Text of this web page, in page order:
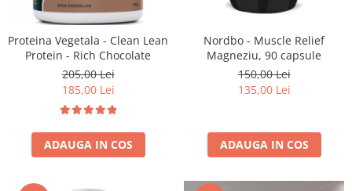
Proteina Vegetala - Clean Lean
Protein - Rich Chocolate
205,00 Lei
185,00 Lei
ADAUGA IN COS
Nordbo - Muscle Relief
Magneziu, 90 capsule
150,00 Lei
135,00 Lei
ADAUGA IN COS